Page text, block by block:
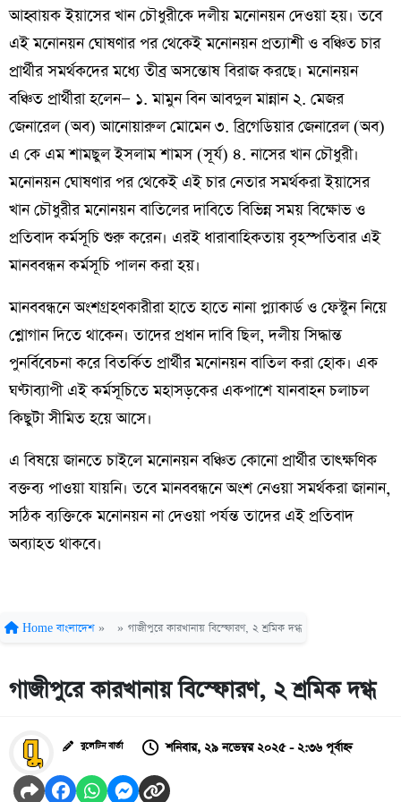
আহ্বায়ক ইয়াসের খান চৌধুরীকে দলীয় মনোনয়ন দেওয়া হয়। তবে
এই মনোনয়ন ঘোষণার পর থেকেই মনোনয়ন প্রত্যাশী ও বঞ্চিত চার
প্রার্থীর সমর্থকদের মধ্যে তীব্র অসন্তোষ বিরাজ করছে। মনোনয়ন
বঞ্চিত প্রার্থীরা হলেন— ১. মামুন বিন আবদুল মান্নান ২. মেজর
জেনারেল (অব) আনোয়ারুল মোমেন ৩. ব্রিগেডিয়ার জেনারেল (অব)
এ কে এম শামছুল ইসলাম শামস (সূর্য) ৪. নাসের খান চৌধুরী।
মনোনয়ন ঘোষণার পর থেকেই এই চার নেতার সমর্থকরা ইয়াসের
খান চৌধুরীর মনোনয়ন বাতিলের দাবিতে বিভিন্ন সময় বিক্ষোভ ও
প্রতিবাদ কর্মসূচি শুরু করেন। এরই ধারাবাহিকতায় বৃহস্পতিবার এই
মানববন্ধন কর্মসূচি পালন করা হয়।
মানববন্ধনে অংশগ্রহণকারীরা হাতে হাতে নানা প্ল্যাকার্ড ও ফেস্টুন নিয়ে
শ্লোগান দিতে থাকেন। তাদের প্রধান দাবি ছিল, দলীয় সিদ্ধান্ত
পুনর্বিবেচনা করে বিতর্কিত প্রার্থীর মনোনয়ন বাতিল করা হোক। এক
ঘণ্টাব্যাপী এই কর্মসূচিতে মহাসড়কের একপাশে যানবাহন চলাচল
কিছুটা সীমিত হয়ে আসে।
এ বিষয়ে জানতে চাইলে মনোনয়ন বঞ্চিত কোনো প্রার্থীর তাৎক্ষণিক
বক্তব্য পাওয়া যায়নি। তবে মানববন্ধনে অংশ নেওয়া সমর্থকরা জানান,
সঠিক ব্যক্তিকে মনোনয়ন না দেওয়া পর্যন্ত তাদের এই প্রতিবাদ
অব্যাহত থাকবে।
Home বাংলাদেশ » » গাজীপুরে কারখানায় বিস্ফোরণ, ২ শ্রমিক দগ্ধ
গাজীপুরে কারখানায় বিস্ফোরণ, ২ শ্রমিক দগ্ধ
বুলেটিন বার্তা শনিবার, ২৯ নভেম্বর ২০২৫ - ২:৩৬ পূর্বাহ্ন